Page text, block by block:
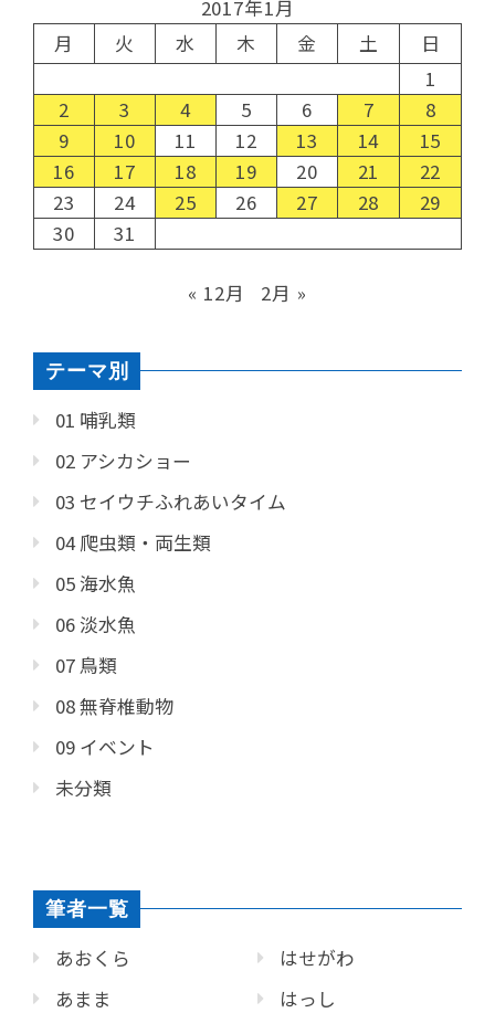
2017年1月
月
火 水 木 金 土
日
1
2
3 4 5 6 7
8
9
10 11 12 13 14
15
16
17 18 19 20 21
22
23
24 25 26 27 28
29
30
31
« 12月 2月 »
テーマ別
01 哺乳類
02 アシカショー
03 セイウチふれあいタイム
04 爬虫類・両生類
05 海水魚
06 淡水魚
07 鳥類
08 無脊椎動物
09 イベント
未分類
筆者一覧
あおくら
あまま
はせがわ
はっし